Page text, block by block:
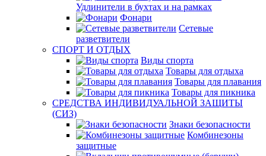
Удлинители в бухтах и на рамках
Фонари
Сетевые
разветвители
СПОРТ И ОТДЫХ
Виды спорта
Товары для отдыха
Товары для плавания
Товары для пикника
СРЕДСТВА ИНДИВИДУАЛЬНОЙ ЗАЩИТЫ
(СИЗ)
Знаки безопасности
Комбинезоны
защитные